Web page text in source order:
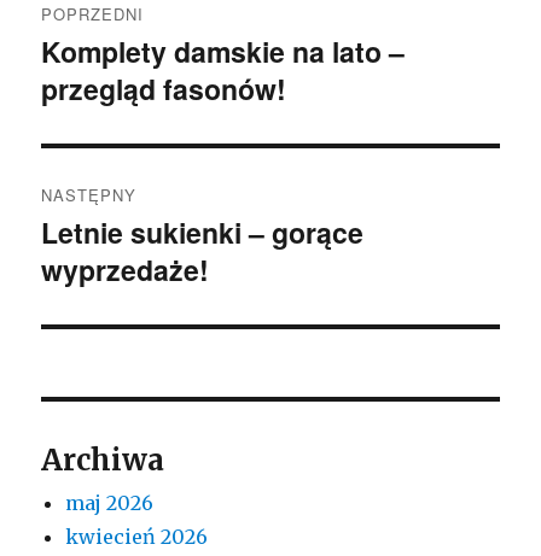
wpisu
POPRZEDNI
Poprzedni
wpis:
Komplety damskie na lato –
przegląd fasonów!
NASTĘPNY
Następny
wpis:
Letnie sukienki – gorące
wyprzedaże!
Archiwa
maj 2026
kwiecień 2026